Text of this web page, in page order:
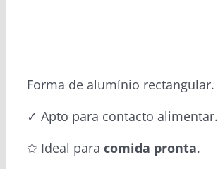
Forma de alumínio rectangular.
✓ Apto para contacto alimentar.
✩ Ideal para comida pronta.